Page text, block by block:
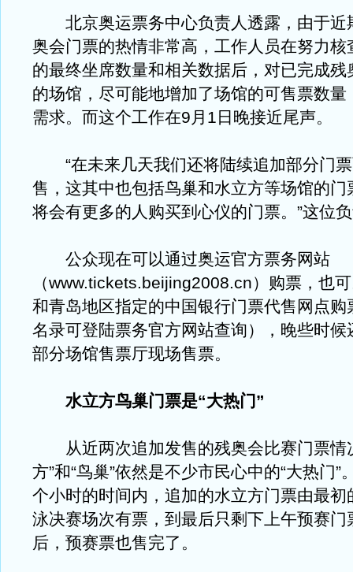
北京奥运票务中心负责人透露，由于近
奥会门票的热情非常高，工作人员在努力核
的最终坐席数量和相关数据后，对已完成残
的场馆，尽可能地增加了场馆的可售票数量
需求。而这个工作在9月1日晚接近尾声。
“在未来几天我们还将陆续追加部分门票
售，这其中也包括鸟巢和水立方等场馆的门
将会有更多的人购买到心仪的门票。”这位
公众现在可以通过奥运官方票务网站
（www.tickets.beijing2008.cn）购票，也
和青岛地区指定的中国银行门票代售网点购
名录可登陆票务官方网站查询），晚些时候
部分场馆售票厅现场售票。
水立方鸟巢门票是“大热门”
从近两次追加发售的残奥会比赛门票情
方”和“鸟巢”依然是不少市民心中的“大热门”
个小时的时间内，追加的水立方门票由最初
泳决赛场次有票，到最后只剩下上午预赛门
后，预赛票也售完了。